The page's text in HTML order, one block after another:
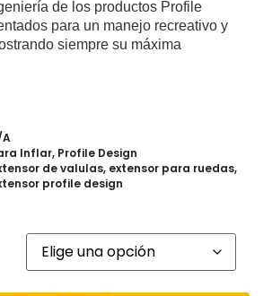
de los productos Profile
para un manejo recreativo y
siempre su máxima
A
Inflar, Profile Design
de valulas, extensor para ruedas,
profile design